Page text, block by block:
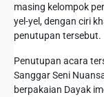
masing kelompok
yel-yel, dengan ciri
penutupan tersebut.
Penutupan acara
Sanggar Seni
berpakaian Dayak